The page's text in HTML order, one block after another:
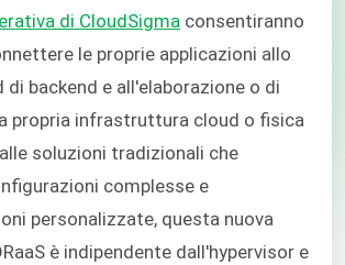
di CloudSigma consentiranno
le proprie applicazioni allo
backend e all'elaborazione o di
propria infrastruttura cloud o fisica
soluzioni tradizionali che
complesse e
personalizzate, questa nuova
è indipendente dall'hypervisor e